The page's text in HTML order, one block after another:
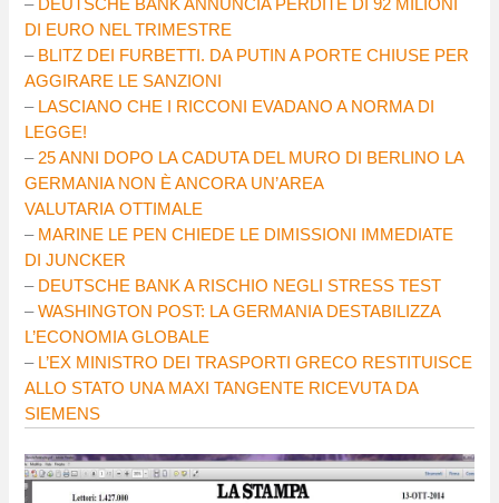
– DEUTSCHE BANK ANNUNCIA PERDITE DI 92 MILIONI
DI EURO NEL TRIMESTRE
– BLITZ DEI FURBETTI. DA PUTIN A PORTE CHIUSE PER
AGGIRARE LE SANZIONI
– LASCIANO CHE I RICCONI EVADANO A NORMA DI
LEGGE!
– 25 ANNI DOPO LA CADUTA DEL MURO DI BERLINO LA
GERMANIA NON È ANCORA UN’AREA
VALUTARIA OTTIMALE
– MARINE LE PEN CHIEDE LE DIMISSIONI IMMEDIATE
DI JUNCKER
– DEUTSCHE BANK A RISCHIO NEGLI STRESS TEST
–WASHINGTON POST: LA GERMANIA DESTABILIZZA
L’ECONOMIA GLOBALE
– L’EX MINISTRO DEI TRASPORTI GRECO RESTITUISCE
ALLO STATO UNA MAXI TANGENTE RICEVUTA DA
SIEMENS